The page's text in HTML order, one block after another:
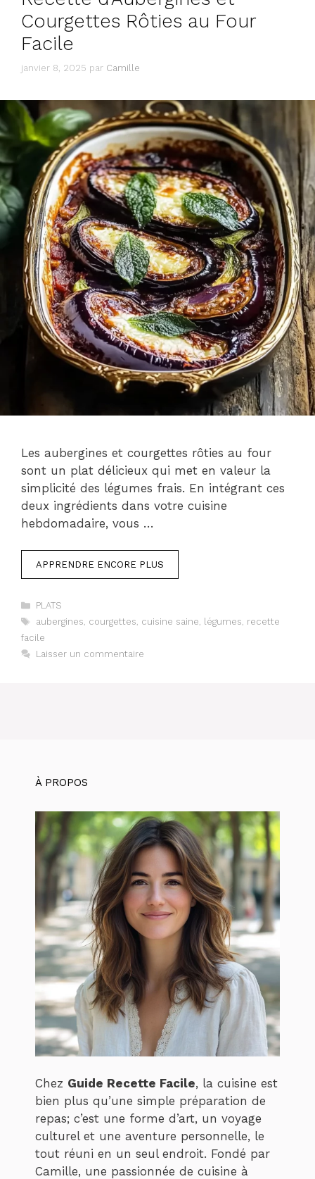
Courgettes Rôties au Four
Facile
janvier 8, 2025 par Camille
Les aubergines et courgettes rôties au four
sont un plat délicieux qui met en valeur la
simplicité des légumes frais. En intégrant ces
deux ingrédients dans votre cuisine
hebdomadaire, vous …
APPRENDRE ENCORE PLUS
Catégories
PLATS
Étiquettes
aubergines, courgettes, cuisine saine, légumes, recette
facile
Laisser un commentaire
À PROPOS
Chez Guide Recette Facile, la cuisine est
bien plus qu’une simple préparation de
repas; c’est une forme d’art, un voyage
culturel et une aventure personnelle, le
tout réuni en un seul endroit. Fondé par
Camille, une passionnée de cuisine à